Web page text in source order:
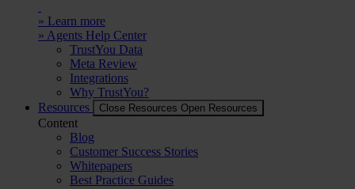
» Learn more
» Agents Help Center
TrustYou Data
Meta Review
Integrations
Why TrustYou?
Resources
Close Resources Open Resources
Content
Blog
Customer Success Stories
Whitepapers
Best Practice Guides